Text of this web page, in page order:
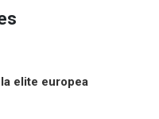
elite europea